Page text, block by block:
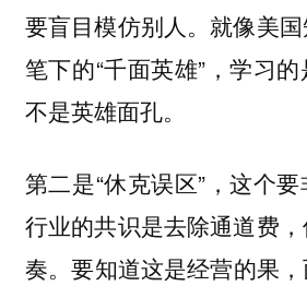
要盲目模仿别人。就像美
笔下的“千面英雄”，学习
不是英雄面孔。
第二是“休克误区”，这个
行业的共识是去除通道费
奏。要知道这是经营的果